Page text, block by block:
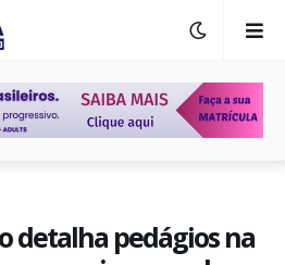
detalha pedágios na